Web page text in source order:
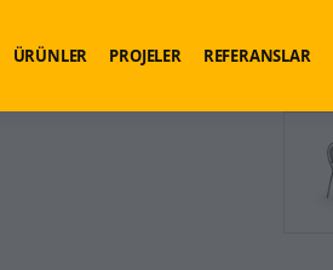
ÜRÜNLER PROJELER REFERANSLAR